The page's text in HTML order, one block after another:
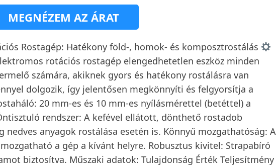
MEGNÉZEM AZ ÁRAT
Rostagép: Hatékony föld-, homok- és komposztrostálás
rotációs rostagép elengedhetetlen eszköz minden
számára, akiknek gyors és hatékony rostálásra van
dolgozik, így jelentősen megkönnyíti és felgyorsítja a
20 mm-es és 10 mm-es nyílásmérettel (betéttel) a
rendszer: A kefével ellátott, dönthető rostadob
nedves anyagok rostálása esetén is. Könnyű mozgathatóság: A
a gép a kívánt helyre. Robusztus kivitel: Strapabíró
biztosítva. Műszaki adatok: Tulajdonság Érték Teljesítmény